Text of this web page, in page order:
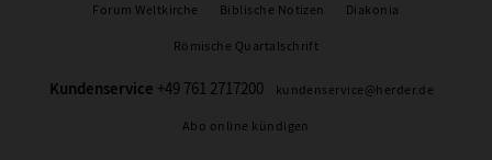
Forum Weltkirche Biblische Notizen Diakonia
Römische Quartalschrift
Kundenservice +49 761 2717200 kundenservice@herder.de
Abo online kündigen